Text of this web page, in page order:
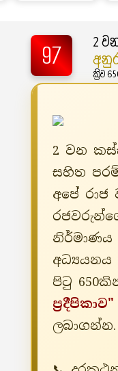
97
2
ක්‍රිව
2 වන
සහිත
අපේ
නිර්මාණය
පිටු
ප්‍රදීපිකාව"
ලබාගන්න.